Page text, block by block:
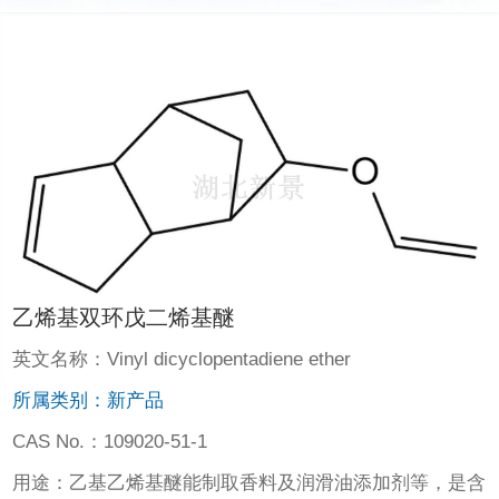
乙烯基双环戊二烯基醚
英文名称：Vinyl dicyclopentadiene ether
所属类别：新产品
CAS No.：109020-51-1
用途：乙基乙烯基醚能制取香料及润滑油添加剂等，是含